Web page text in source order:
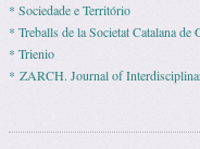
* Sociedade e Território
* Treballs de la Societat Catalana de
* Trienio
* ZARCH. Journal of